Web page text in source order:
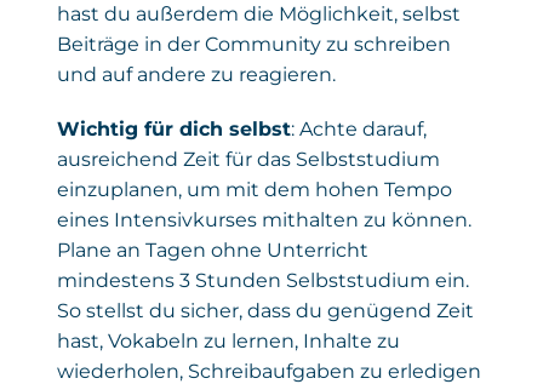
hast du außerdem die Möglichkeit, selbst
Beiträge in der Community zu schreiben
und auf andere zu reagieren.
Wichtig für dich selbst: Achte darauf,
ausreichend Zeit für das Selbststudium
einzuplanen, um mit dem hohen Tempo
eines Intensivkurses mithalten zu können.
Plane an Tagen ohne Unterricht
mindestens 3 Stunden Selbststudium ein.
So stellst du sicher, dass du genügend Zeit
hast, Vokabeln zu lernen, Inhalte zu
wiederholen, Schreibaufgaben zu erledigen